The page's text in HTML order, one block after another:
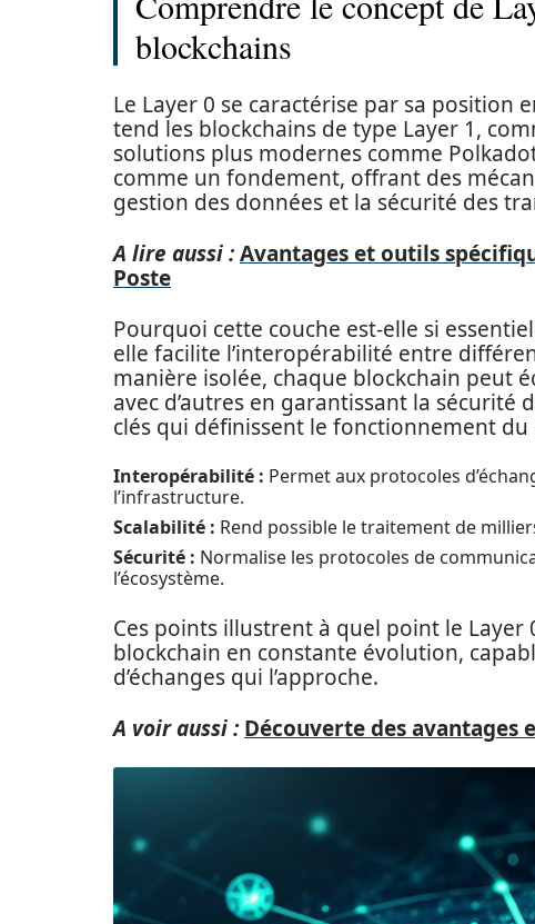
blockchains
Le Layer 0 se caractérise par sa position
tend les blockchains de type Layer 1,
solutions plus modernes comme
comme un fondement, offrant des
gestion des données et la sécurité des
A lire aussi :Avantages et outils
Poste
Pourquoi cette couche est-elle si
elle facilite l’interopérabilité entre
manière isolée, chaque blockchain peut
avec d’autres en garantissant la
clés qui définissent le fonctionnement du
Interopérabilité : Permet aux protocoles
l’infrastructure.
Scalabilité : Rend possible le traitement de
Sécurité : Normalise les protocoles de
l’écosystème.
Ces points illustrent à quel point le
blockchain en constante évolution,
d’échanges qui l’approche.
A voir aussi : Découverte des avantages